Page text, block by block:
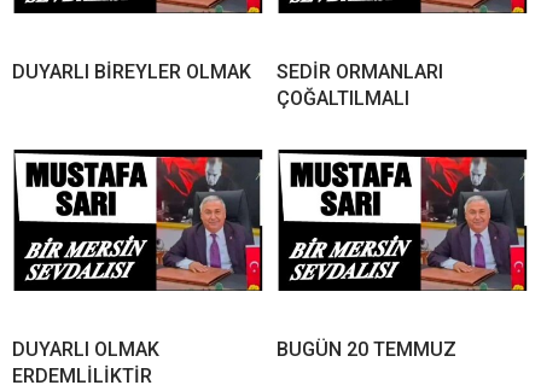
DUYARLI BİREYLER OLMAK
SEDİR ORMANLARI
ÇOĞALTILMALI
DUYARLI OLMAK
ERDEMLİLİKTİR
BUGÜN 20 TEMMUZ